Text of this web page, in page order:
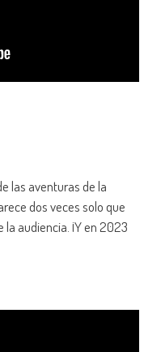
las aventuras de la
dos veces solo que
audiencia. ¡Y en 2023